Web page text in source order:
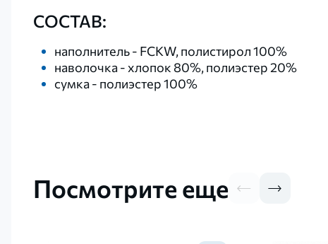
СОСТАВ:
наполнитель - FCKW, полистирол 100%
наволочка - хлопок 80%, полиэстер 20%
сумка - полиэстер 100%
Посмотрите еще